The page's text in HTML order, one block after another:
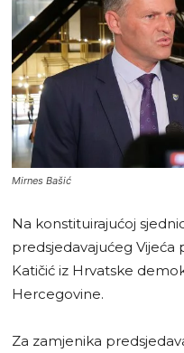
Mirnes Bašić
Na konstituirajućoj
predsjedavajućeg Vijeća
Katičić iz Hrvatske
Hercegovine.
Za zamjenika